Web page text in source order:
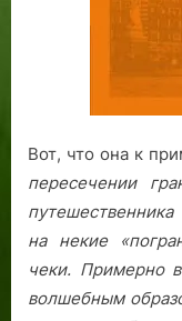
Вот, что она к
пересечении
на некие
чеки. Примерно
волшебным